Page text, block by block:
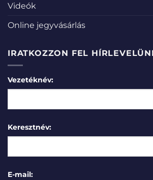
Videók
Online jegyvásárlás
IRATKOZZON FEL
Vezetéknév:
Keresztnév:
E-mail: